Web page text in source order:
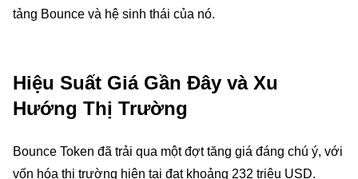
tảng Bounce và hệ sinh thái của nó.
Hiệu Suất Giá Gần Đây và Xu
Hướng Thị Trường
Bounce Token đã trải qua một đợt tăng giá đáng chú ý, với
vốn hóa thị trường hiện tại đạt khoảng 232 triệu USD.